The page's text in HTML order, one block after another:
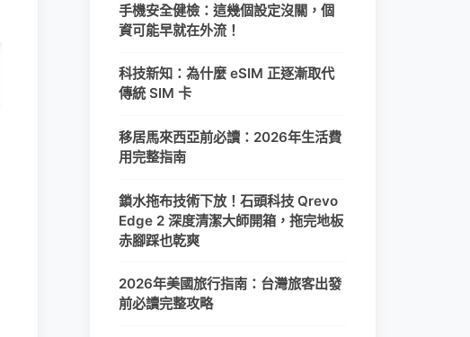
手機安全健檢：這幾個設定沒關，個
資可能早就在外流！
科技新知：為什麼 eSIM 正逐漸取代
傳統 SIM 卡
移居馬來西亞前必讀：2026年生活費
用完整指南
鎖水拖布技術下放！石頭科技 Qrevo
Edge 2 深度清潔大師開箱，拖完地板
赤腳踩也乾爽
2026年美國旅行指南：台灣旅客出發
前必讀完整攻略